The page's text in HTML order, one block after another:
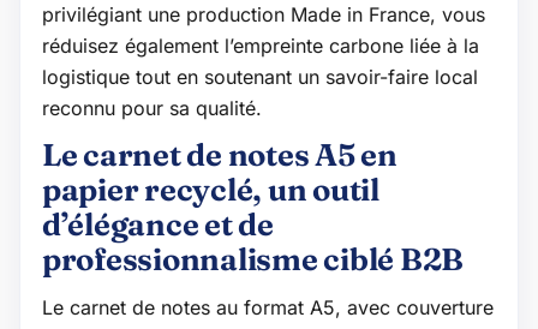
privilégiant une production Made in France, vous
réduisez également l’empreinte carbone liée à la
logistique tout en soutenant un savoir-faire local
reconnu pour sa qualité.
Le carnet de notes A5 en
papier recyclé, un outil
d’élégance et de
professionnalisme ciblé B2B
Le carnet de notes au format A5, avec couverture